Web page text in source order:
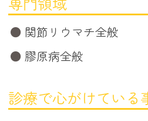
関節リウマチ全般
膠原病全般
診療で心がけている